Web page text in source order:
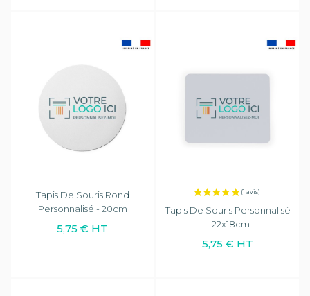
Tapis De Souris Rond
Personnalisé - 20cm
5,75 € HT
Tapis De Souris Personnalisé
- 22x18cm
5,75 € HT